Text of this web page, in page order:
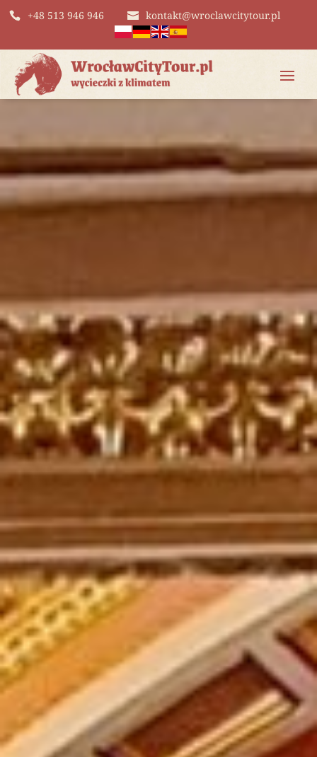
+48 513 946 946 kontakt@wroclawcitytour.pl